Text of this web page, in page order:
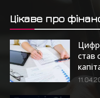
Цікаве про
став